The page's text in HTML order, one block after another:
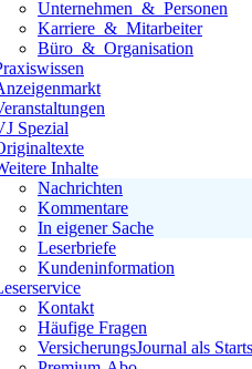
Unternehmen & Personen
Karriere & Mitarbeiter
Büro & Organisation
Spezial
Inhalte
Nachrichten
Kommentare
In eigener Sache
Leserbriefe
Kundeninformation
Kontakt
Häufige Fragen
VersicherungsJournal als